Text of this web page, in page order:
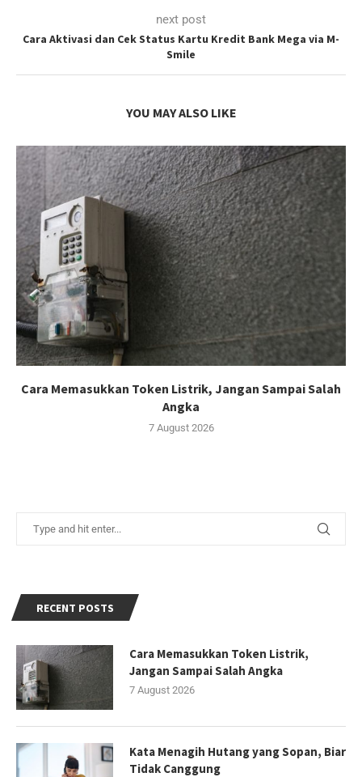
next post
Cara Aktivasi dan Cek Status Kartu Kredit Bank Mega via M-
Smile
YOU MAY ALSO LIKE
Cara Memasukkan Token Listrik, Jangan Sampai Salah
Angka
7 August 2026
RECENT POSTS
Cara Memasukkan Token Listrik,
Jangan Sampai Salah Angka
7 August 2026
Kata Menagih Hutang yang Sopan, Biar
Tidak Canggung